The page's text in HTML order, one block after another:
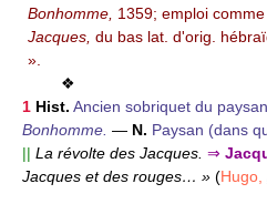
Bonhomme, 1359; emploi
Jacques, du bas lat. d'orig.
».
❖
1 Hist. Ancien sobriquet du
Bonhomme. — N. Paysan (dans
|| La révolte des Jacques. ⇒
Jacques et des rouges… » (Hugo,